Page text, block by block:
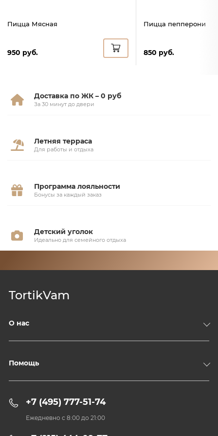
Пицца Мясная
950 руб.
Пицца пепперони
850 руб.
Доставка по ЖК – 0 руб
За 30 минут до двери
Летняя терраса
Для работы и отдыха
Программа лояльности
Бонусы за каждый заказ
Детский уголок
Идеально для семейного отдыха
TortikVam
О нас
Доставка и оплата
Помощь
Политика конфиденциальности
Пользовательское соглашение
+7 (495) 777-51-74
Ежедневно с 8:00 до 21:00